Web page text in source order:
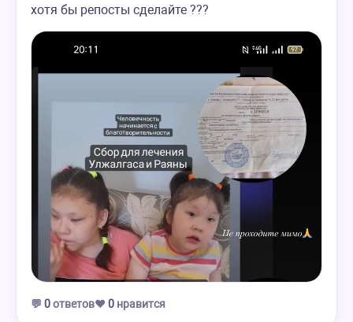
хотя бы репосты сделайте ???
💬 0ответов❤️ 0 нравится